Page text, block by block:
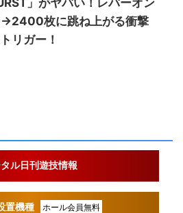
枚に跳ね上がる衝撃
リガー！
ル日刊遊技情報
置機種 ホール会員無料